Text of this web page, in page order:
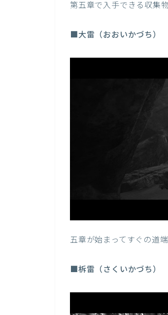
第五章で入手できる収集
■大雷（おおいかづち）
五章が始まってすぐの道端
■柝雷（さくいかづち）